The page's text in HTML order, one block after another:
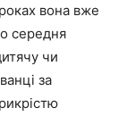
вона вже
середня
чи
за